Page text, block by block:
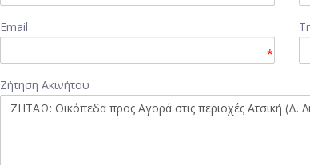
Email
*
Ζήτηση Ακινήτου